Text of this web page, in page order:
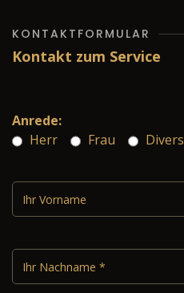
KONTAKTFORMULAR
Kontakt zum Service
Anrede:
Herr
Frau Divers